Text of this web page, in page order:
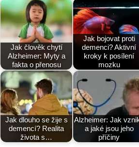
Jak člověk chytí
Alzheimer: Myty a
fakta o přenosu
Jak bojovat proti
demenci? Aktivní
kroky k posílení
mozku
Jak dlouho se žije s
demencí? Realita
života s…
Alzheimer: Jak
a jaké jsou jeho
příčiny